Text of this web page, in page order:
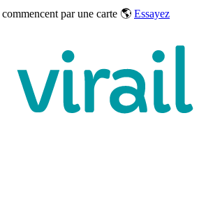
par une carte 🌎 Essayez